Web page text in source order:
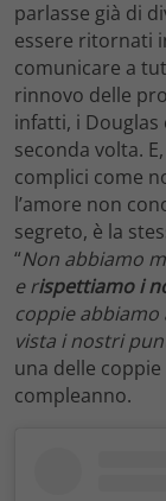
parlasse già di
essere ritornati
comunicare a
rinnovo delle
infatti, i Douglas
seconda volta.
complici come
l’amore non
segreto, è la
“Non abbiamo
e rispettiamo i
coppie abbiamo
vista i nostri
una delle
compleanno.